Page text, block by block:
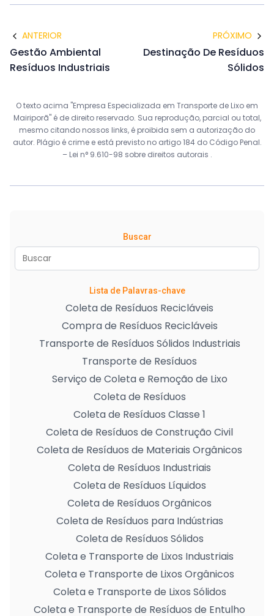
ANTERIOR
Gestão Ambiental
Resíduos Industriais
PRÓXIMO
Destinação De Resíduos
Sólidos
O texto acima "Empresa Especializada em Transporte de Lixo em
Mairiporã" é de direito reservado. Sua reprodução, parcial ou total,
mesmo citando nossos links, é proibida sem a autorização do
autor. Plágio é crime e está previsto no artigo 184 do Código Penal.
– Lei n° 9.610-98 sobre direitos autorais .
Buscar
Lista de Palavras-chave
Coleta de Resíduos Recicláveis
Compra de Resíduos Recicláveis
Transporte de Resíduos Sólidos Industriais
Transporte de Resíduos
Serviço de Coleta e Remoção de Lixo
Coleta de Resíduos
Coleta de Resíduos Classe 1
Coleta de Resíduos de Construção Civil
Coleta de Resíduos de Materiais Orgânicos
Coleta de Resíduos Industriais
Coleta de Resíduos Líquidos
Coleta de Resíduos Orgânicos
Coleta de Resíduos para Indústrias
Coleta de Resíduos Sólidos
Coleta e Transporte de Lixos Industriais
Coleta e Transporte de Lixos Orgânicos
Coleta e Transporte de Lixos Sólidos
Coleta e Transporte de Resíduos de Entulho